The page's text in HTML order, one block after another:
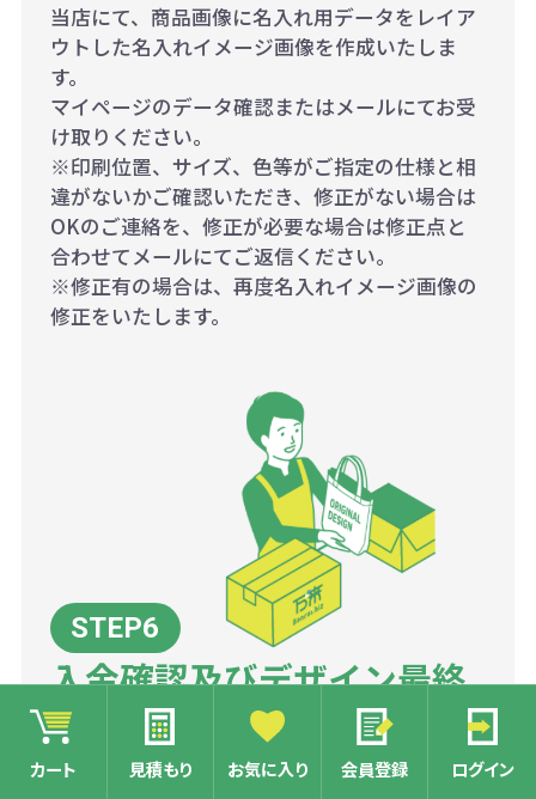
カート 見積もり お気に入り 会員登録 ログイン
当店にて、商品画像に名入れ用データをレイア
ウトした名入れイメージ画像を作成いたしま
す。
マイページのデータ確認またはメールにてお受
け取りください。
※印刷位置、サイズ、色等がご指定の仕様と相
違がないかご確認いただき、修正がない場合は
OKのご連絡を、修正が必要な場合は修正点と
合わせてメールにてご返信ください。
※修正有の場合は、再度名入れイメージ画像の
修正をいたします。
入金確認及びデザイン最終
確認後、工場にて量産開始